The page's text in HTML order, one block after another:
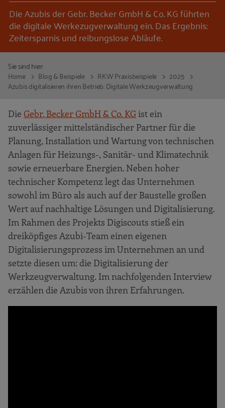
Die Azubis der Gebr. Becker GmbH & Co. KG führten
die digitale Werkezugverwaltung ein. Das Ergebnis:
Zeitersparnis und reibungslose Abläufe.
Sie sind hier:
Home
Blog & Beispiele RKW Praxisbeispiele
2025
Azubis digitalisieren ihren Betrieb: Digitale Werkzeugverwaltung
Die Gebr. Becker GmbH & Co. KG ist ein
zuverlässiger mittelständischer Partner für die
Planung, Installation und Wartung von technischen
Anlagen für Heizungs-, Sanitär- und Klimatechnik
sowie erneuerbare Energien. Neben hoher
technischer Kompetenz legt das Unternehmen
sowohl im Büro als auch auf der Baustelle großen
Wert auf nachhaltige Lösungen und Digitalisierung.
Im Rahmen des Projekts Digiscouts stieß ein
dreiköpfiges Azubi-Team einen eigenen
Digitalisierungsprozess im Unternehmen an und
setzte diesen um: die Digitalisierung der
Werkzeugverwaltung. Im nachfolgenden Interview
erzählen die Azubis von ihren Erfahrungen.